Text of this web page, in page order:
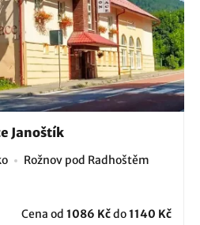
Janoštík
Rožnov pod Radhoštěm
Cena od 1086 Kčdo1140 Kč